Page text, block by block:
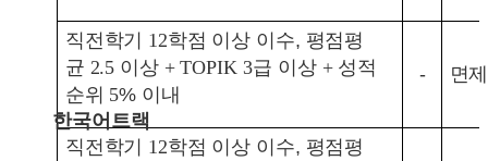
한국어트랙
직전학기 12학점 이상 이수, 평점평
균 2.5 이상 +TOPIK 3급 이상 + 성적
순위 5% 이내
- 면제
직전학기 12학점 이상 이수, 평점평